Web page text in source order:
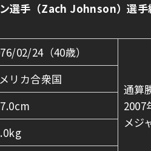
選手（Zach Johnson）選
02/24（40歳）
通算
2007
メジ
リカ合衆国